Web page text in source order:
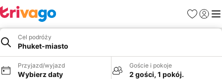
Ulubione
Cel podróży
Phuket-miasto
Przyjazd/wyjazd
Wybierz daty
Goście i pokoje
2 gości, 1 pokój.